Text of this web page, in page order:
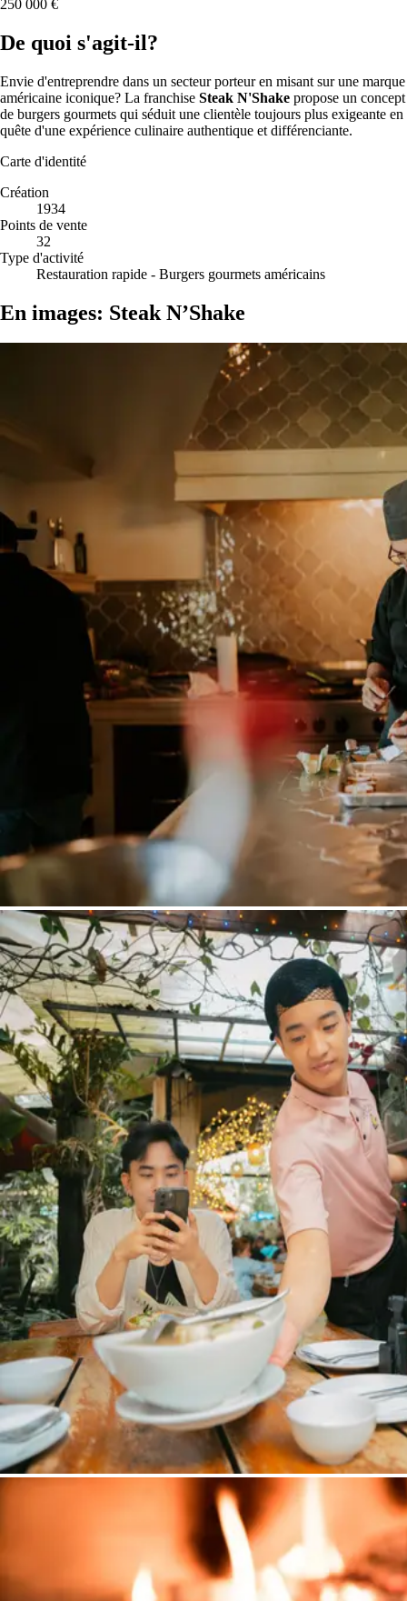
250 000 €
De quoi s'agit-il?
Envie d'entreprendre dans un secteur porteur en misant sur une marque
américaine iconique? La franchise Steak N'Shake propose un concept
de burgers gourmets qui séduit une clientèle toujours plus exigeante en
quête d'une expérience culinaire authentique et différenciante.
Carte d'identité
Création
1934
Points de vente
32
Type d'activité
Restauration rapide - Burgers gourmets américains
En images: Steak N’Shake